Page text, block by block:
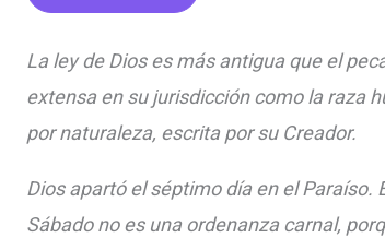
La ley de Dios es más antigua que el
extensa en su jurisdicción como la raza
por naturaleza, escrita por su Creador.
Dios apartó el séptimo día en el Paraíso.
Sábado no es una ordenanza carnal,